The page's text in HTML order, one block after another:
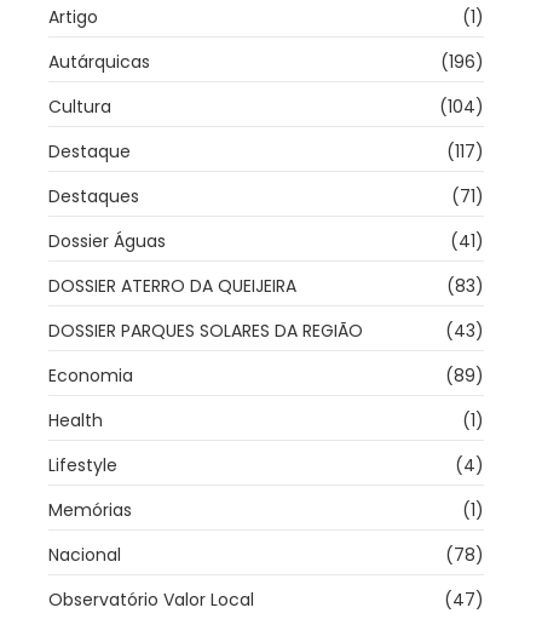
Artigo
(1)
Autárquicas
(196)
Cultura
(104)
Destaque
(117)
Destaques
(71)
Dossier Águas
(41)
DOSSIER ATERRO DA QUEIJEIRA
(83)
DOSSIER PARQUES SOLARES DA REGIÃO
(43)
Economia
(89)
Health
(1)
Lifestyle
(4)
Memórias
(1)
Nacional
(78)
Observatório Valor Local
(47)